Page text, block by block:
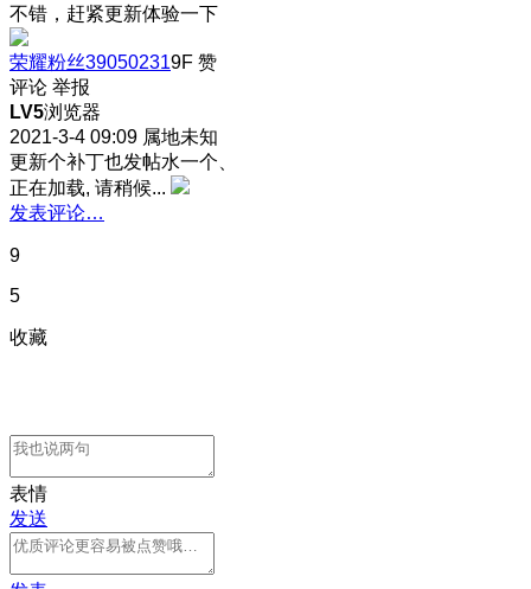
不错，赶紧更新体验一下
荣耀粉丝390502319F 赞
评论 举报
LV5浏览器
2021-3-4 09:09 属地未知
更新个补丁也发帖水一个、
正在加载, 请稍候...
发表评论…
9
5
收藏
表情
发送